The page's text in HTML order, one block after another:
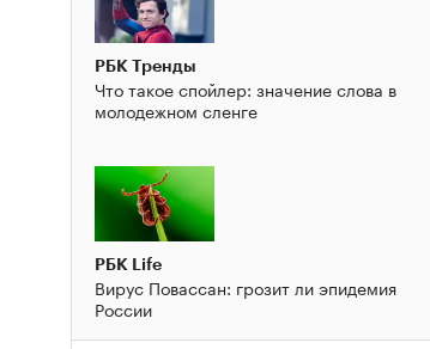
РБК Тренды
Что такое спойлер: значение слова в
молодежном сленге
РБК Life
Вирус Повассан: грозит ли эпидемия
России